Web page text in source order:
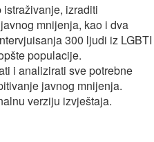
izraditi
mnijenja, kao i dva
300 ljudi iz LGBTI
populacije.
i analizirati sve potrebne
javnog mnijenja.
verziju izvještaja.